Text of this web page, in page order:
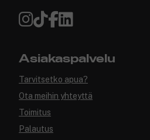
Asiakaspalvelu
Tarvitsetko apua?
Ota meihin yhteyttä
Toimitus
Palautus